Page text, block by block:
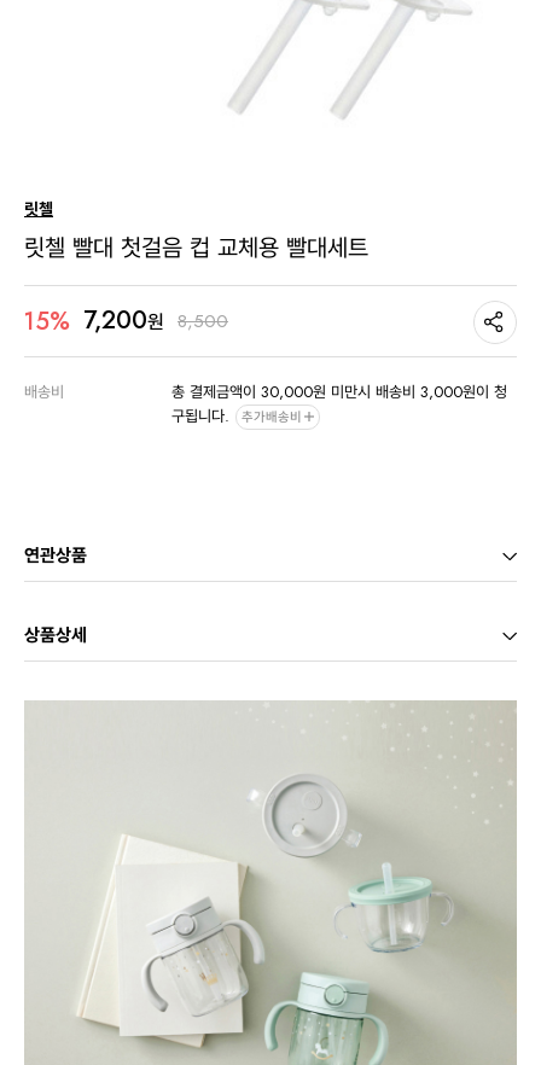
릿첼
릿첼 빨대 첫걸음 컵 교체용 빨대세트
15% 7,200원 8,500
배송비
총 결제금액이 30,000원 미만시 배송비 3,000원이 청
구됩니다.
추가배송비
연관상품
상품상세